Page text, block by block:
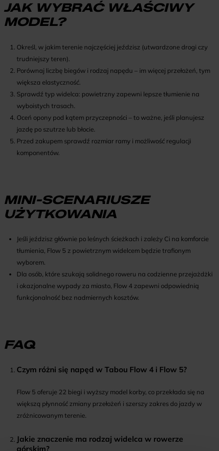
JAK WYBRAĆ WŁAŚCIWY
MODEL?
Określ, w jakim terenie najczęściej jeździsz (utwardzone drogi czy
trudniejszy teren).
Porównaj liczbę biegów i rodzaj napędu – im więcej przełożeń, tym
większa elastyczność.
Sprawdź typ widelca: powietrzny zapewni lepsze tłumienie na
wyboistych trasach.
Oceń opony pod kątem przyczepności – to ważne, jeśli planujesz
jazdę po szutrze lub błocie.
Przed zakupem sprawdź rozmiar ramy i możliwość regulacji
komponentów.
MINI-SCENARIUSZE
UŻYTKOWANIA
Jeśli jeździsz głównie po leśnych ścieżkach i zależy Ci na komforcie
tłumienia, Flow 5 z powietrznym widelcem będzie trafionym
wyborem.
Dla osób, które szukają solidnego roweru na codzienne przejażdżki
i okazjonalne wypady za miasto, Flow 4 zapewni odpowiednią
funkcjonalność bez nadmiernych kosztów.
FAQ
Czym różni się napęd w Tabou Flow 4 i Flow 5?
Flow 5 oferuje 22 biegi i wyższy model korby, co przekłada się na
większą płynność zmiany przełożeń i szerszy zakres do jazdy w
zróżnicowanym terenie.
Jakie znaczenie ma rodzaj widelca w rowerze
górskim?